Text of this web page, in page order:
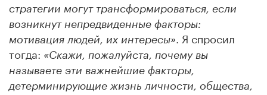
стратегии могут трансформироваться, если
возникнут непредвиденные факторы:
мотивация людей, их интересы»
. Я спросил
тогда: «Скажи, пожалуйста, почему вы
называете эти важнейшие факторы,
детерминирующие жизнь личности, общества,